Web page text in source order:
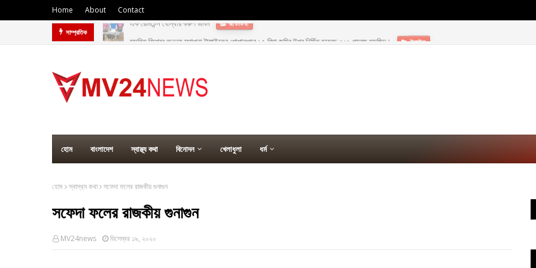
Home About Contact
সাম্প্রতিক মুসলিম বিশ্বের অনন্য স্থাপনা টাঙ্গাইলের গোপালপুরে ১৫ বিঘা জমির উপর নির্মিত হয়েছে ২০১ গম্বুজ মসজিদ।
হোম বাংলাদেশ স্বাস্থ্য কথা বিনোদন খেলাধুলা ধর্ম
হোম স্বাস্থ‍্য কথা সফেদা ফলের রাজকীয় গুনাগুন
সফেদা ফলের রাজকীয় গুনাগুন
MV24news ডিসেম্বর ১৯, ২০২০